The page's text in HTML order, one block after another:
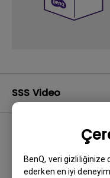
BenQ, veri gizliliğinize
ederken en iyi
SSS Video